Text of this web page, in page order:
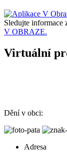
Sledujte informace
V OBRAZE.
Virtuální
Dění v obci:
Adresa